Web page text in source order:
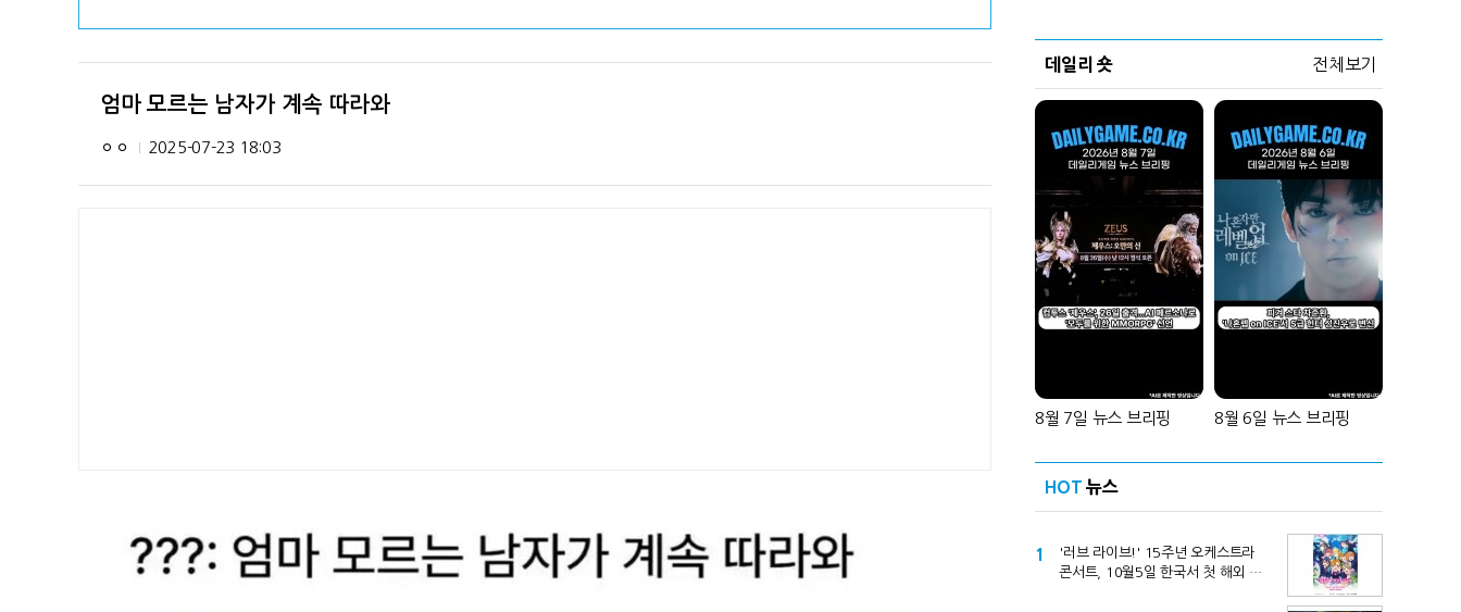
엄마 모르는 남자가 계속 따라와
ㅇㅇ 2025-07-23 18:03
데일리 숏 전체보기
8월 7일 뉴스 브리핑 8월 6일 뉴스 브리핑
HOT 뉴스
1
'러브 라이브!' 15주년 오케스트라
콘서트, 10월5일 한국서 첫 해외 공